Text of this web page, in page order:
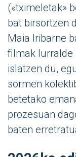
(«tximeletak»
bat birsortzen
Maia Iribarne
filmak lurralde
islatzen du,
sormen
betetako
prozesuan
baten